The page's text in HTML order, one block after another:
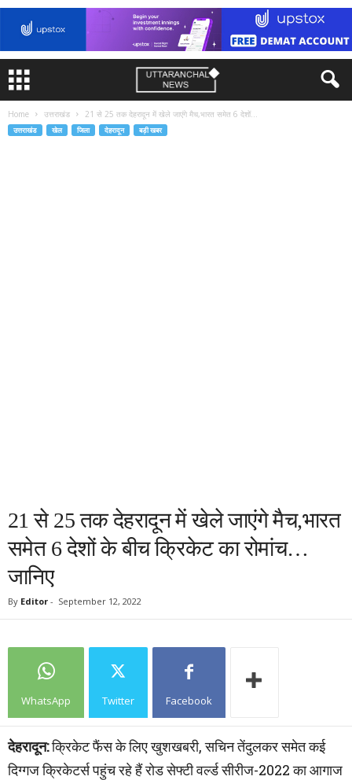
Home उत्तराखंड 21 से 25 तक देहरादून में खेले जाएंगे मैच,भारत समेत 6 देशों...
उत्तराखंड खेल जिला देहरादून बड़ी खबर
21 से 25 तक देहरादून में खेले जाएंगे मैच,भारत
समेत 6 देशों के बीच क्रिकेट का रोमांच…
जानिए
By Editor - September 12, 2022
WhatsApp Twitter Facebook
देहरादून:क्रिकेट फैंस के लिए खुशखबरी, सचिन तेंदुलकर समेत कई
दिग्गज क्रिकेटर्स पहुंच रहे हैं रोड सेफ्टी वर्ल्ड सीरीज-2022 का आगाज